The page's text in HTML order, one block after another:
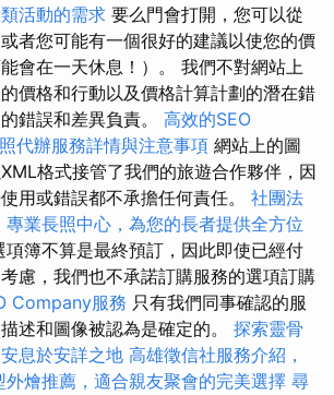
活動的需求 要么門會打開，您可以從
者您可能有一個很好的建議以使您的價
會在一天休息！）。 我們不對網站上
價格和行動以及價格計算計劃的潛在錯
錯誤和差異負責。 高效的SEO
代辦服務詳情與注意事項 網站上的圖
格式接管了我們的旅遊合作夥伴，因
用或錯誤都不承擔任何責任。 社團法
專業長照中心，為您的長者提供全方位
項簿不算是最終預訂，因此即使已經付
慮，我們也不承諾訂購服務的選項訂購
Company服務 只有我們同事確認的服
述和圖像被認為是確定的。 探索靈骨
息於安詳之地 高雄徵信社服務介紹，
外燴推薦，適合親友聚會的完美選擇 尋